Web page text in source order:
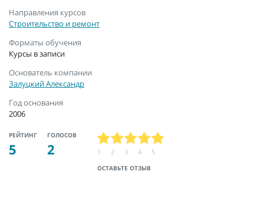
Направления курсов
Строительство и ремонт
Форматы обучения
Курсы в записи
Основатель компании
Залуцкий Александр
Год основания
2006
РЕЙТИНГ
5
ГОЛОСОВ
2
ОСТАВЬТЕ ОТЗЫВ
1 2 3 4 5